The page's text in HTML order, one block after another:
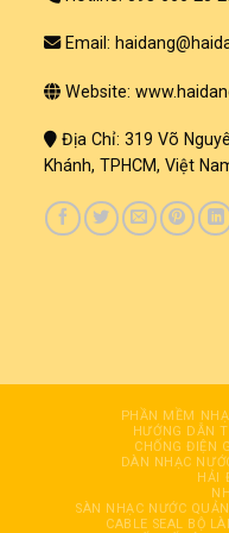
Email:
Website:
Địa Chỉ: 319 Võ
Khánh, TPHCM, Việt
PHẦN MỀM
HƯỚNG DẪN
CHỐNG ĐIỆN
DÀN NHẠC
HẢI
SÀN NHẠC NƯỚC
CABLE SEAL BỘ